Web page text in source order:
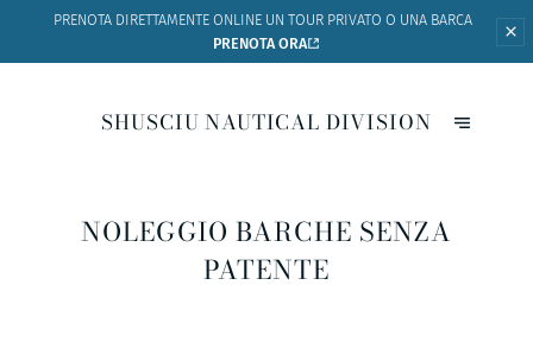
PRENOTA DIRETTAMENTE ONLINE UN TOUR PRIVATO O UNA BARCA
PRENOTA ORA
SHUSCIU NAUTICAL DIVISION
NOLEGGIO BARCHE SENZA
PATENTE